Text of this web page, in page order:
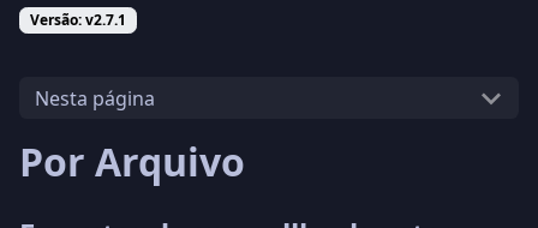
Versão: v2.7.1
Nesta página
Por Arquivo